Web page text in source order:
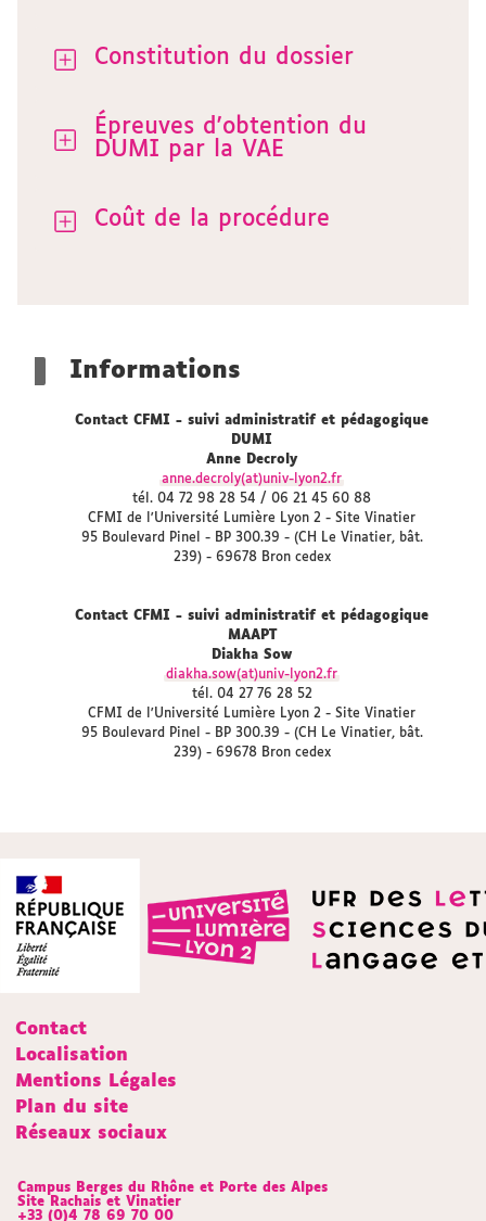
Constitution du dossier
Épreuves d'obtention du
DUMI par la VAE
Coût de la procédure
Informations
Contact CFMI - suivi administratif et pédagogique
DUMI
Anne Decroly
anne.decroly(at)univ-lyon2.fr
tél. 04 72 98 28 54 / 06 21 45 60 88
CFMI de l'Université Lumière Lyon 2 - Site Vinatier
95 Boulevard Pinel - BP 300.39 - (CH Le Vinatier, bât.
239) - 69678 Bron cedex
Contact CFMI - suivi administratif et pédagogique
MAAPT
Diakha Sow
diakha.sow(at)univ-lyon2.fr
tél. 04 27 76 28 52
CFMI de l'Université Lumière Lyon 2 - Site Vinatier
95 Boulevard Pinel - BP 300.39 - (CH Le Vinatier, bât.
239) - 69678 Bron cedex
Contact
Localisation
Mentions Légales
Plan du site
Réseaux sociaux
Campus Berges du Rhône et Porte des Alpes
Site Rachais et Vinatier
+33 (0)4 78 69 70 00